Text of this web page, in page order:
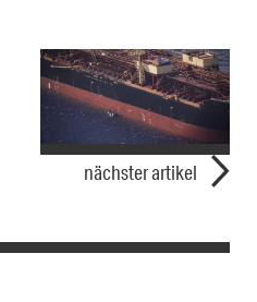
nächster artikel